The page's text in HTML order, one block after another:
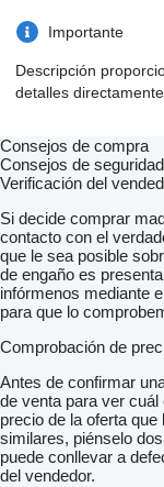
Importante
Descripción
detalles
Consejos de compra
Consejos de seguridad
Verificación del
Si decide comprar
contacto con el
que le sea posible
de engaño es
infórmenos mediante
para que lo
Comprobación de
Antes de confirmar
de venta para ver cuál
precio de la oferta
similares, piénselo
puede conllevar a
del vendedor.